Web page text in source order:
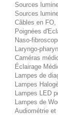
Sources
Sources
Câbles en FO,
Poignées
Naso-
Laryngo-
Caméras
Éclairage
Lampes de
Lampes
Lampes LED
Lampes de
Audiométrie et